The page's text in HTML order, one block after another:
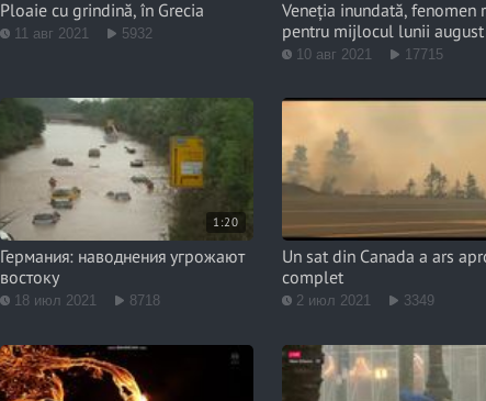
Ploaie cu grindină, în Grecia
11 авг 2021 5932
Veneția inundată, fenomen
pentru mijlocul lunii august
10 авг 2021 17715
1:20
Германия: наводнения угрожают
востоку
18 июл 2021 8718
Un sat din Canada a ars
complet
2 июл 2021 3349